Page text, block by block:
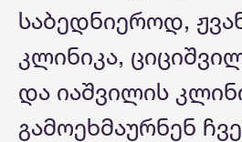
საბედნიეროდ,
კლინიკა,
და იაშვილის
გამოეხმაურნენ